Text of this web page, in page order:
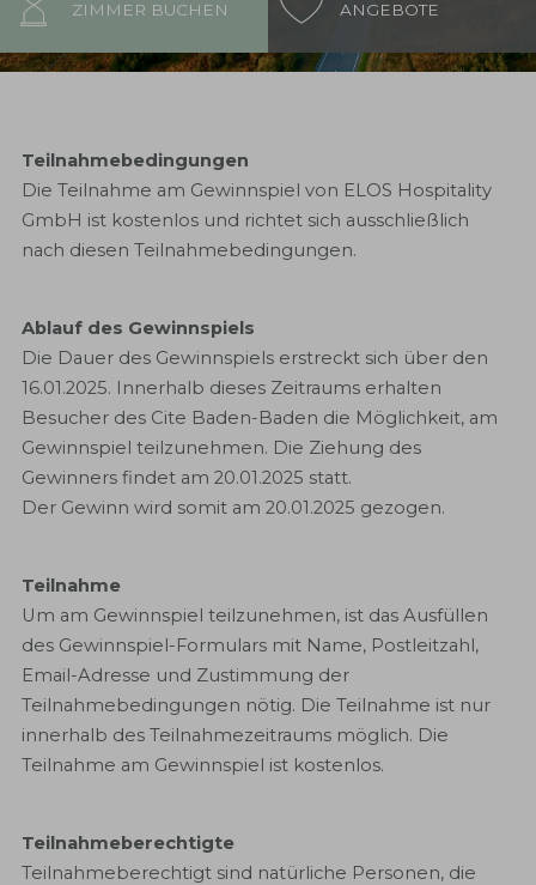
ZIMMER BUCHEN ANGEBOTE
Teilnahmebedingungen
Die Teilnahme am Gewinnspiel von ELOS Hospitality
GmbH ist kostenlos und richtet sich ausschließlich
nach diesen Teilnahmebedingungen.
Ablauf des Gewinnspiels
Die Dauer des Gewinnspiels erstreckt sich über den
16.01.2025. Innerhalb dieses Zeitraums erhalten
Besucher des Cite Baden-Baden die Möglichkeit, am
Gewinnspiel teilzunehmen. Die Ziehung des
Gewinners findet am 20.01.2025 statt.
Der Gewinn wird somit am 20.01.2025 gezogen.
Teilnahme
Um am Gewinnspiel teilzunehmen, ist das Ausfüllen
des Gewinnspiel-Formulars mit Name, Postleitzahl,
Email-Adresse und Zustimmung der
Teilnahmebedingungen nötig. Die Teilnahme ist nur
innerhalb des Teilnahmezeitraums möglich. Die
Teilnahme am Gewinnspiel ist kostenlos.
Teilnahmeberechtigte
Teilnahmeberechtigt sind natürliche Personen, die